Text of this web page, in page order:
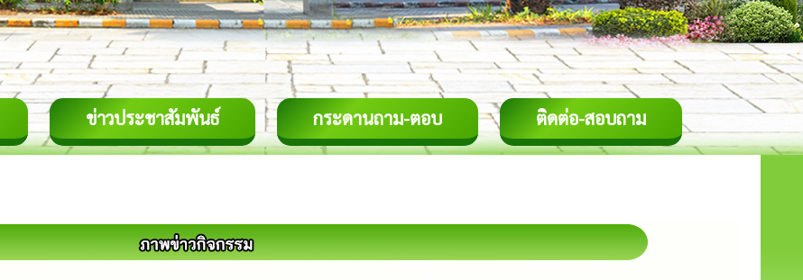
ข่าวประชาสัมพันธ์ กระดานถาม-ตอบ ติดต่อ-สอบถาม